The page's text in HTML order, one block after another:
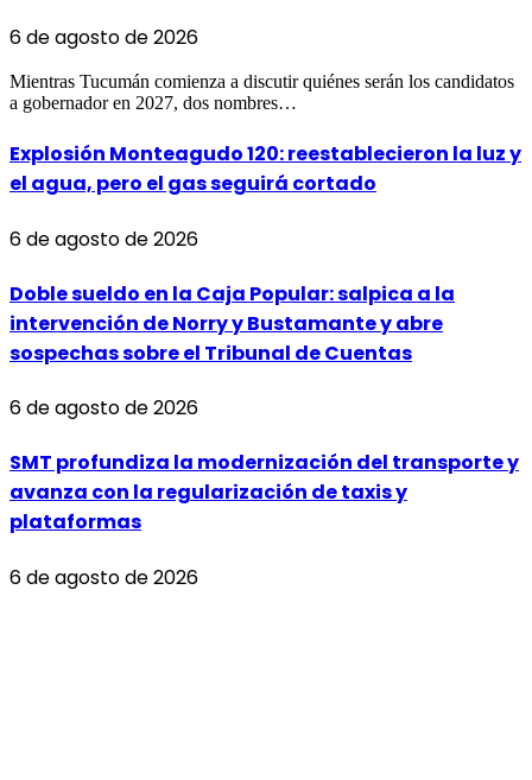
6 de agosto de 2026
Mientras Tucumán comienza a discutir quiénes serán los candidatos
a gobernador en 2027, dos nombres…
Explosión Monteagudo 120: reestablecieron la luz y
el agua, pero el gas seguirá cortado
6 de agosto de 2026
Doble sueldo en la Caja Popular: salpica a la
intervención de Norry y Bustamante y abre
sospechas sobre el Tribunal de Cuentas
6 de agosto de 2026
SMT profundiza la modernización del transporte y
avanza con la regularización de taxis y
plataformas
6 de agosto de 2026